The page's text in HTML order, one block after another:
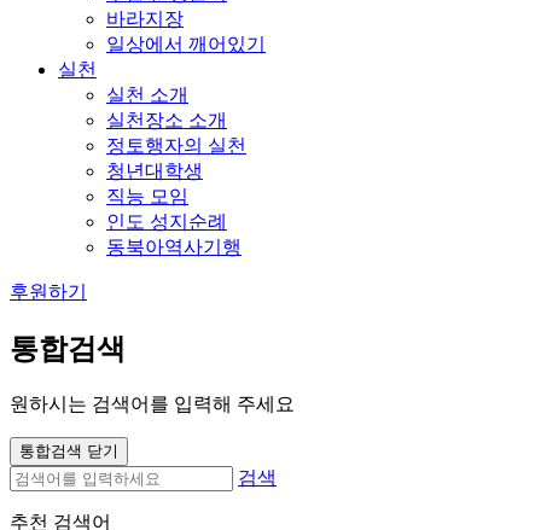
바라지장
일상에서 깨어있기
실천
실천 소개
실천장소 소개
정토행자의 실천
청년대학생
직능 모임
인도 성지순례
동북아역사기행
후원하기
통합검색
원하시는 검색어를 입력해 주세요
통합검색 닫기
검색
추천 검색어